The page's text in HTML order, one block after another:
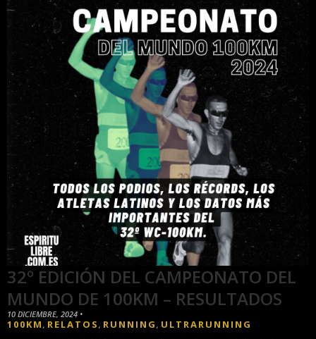
32º EDICIÓN DEL CAMPEONATO DEL
MUNDO DE 100KM – RESULTADOS
10 DICIEMBRE, 2024 •
100KM , RELATOS , RUNNING , ULTRARUNNING